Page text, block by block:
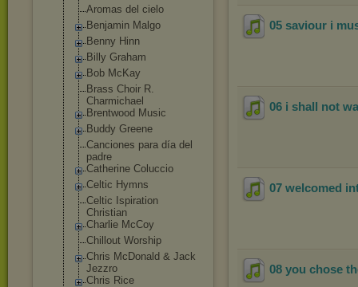
Aromas del cielo
Benjamin Malgo
Benny Hinn
Billy Graham
Bob McKay
Brass Choir R.
Charmichael
Brentwood Music
Buddy Greene
Canciones para día del
padre
Catherine Coluccio
Celtic Hymns
Celtic Ispiration
Christian
Charlie McCoy
Chillout Worship
Chris McDonald & Jack
Jezzro
Chris Rice
05 saviour i
06 i shall not
07 welcomed
08 you chose